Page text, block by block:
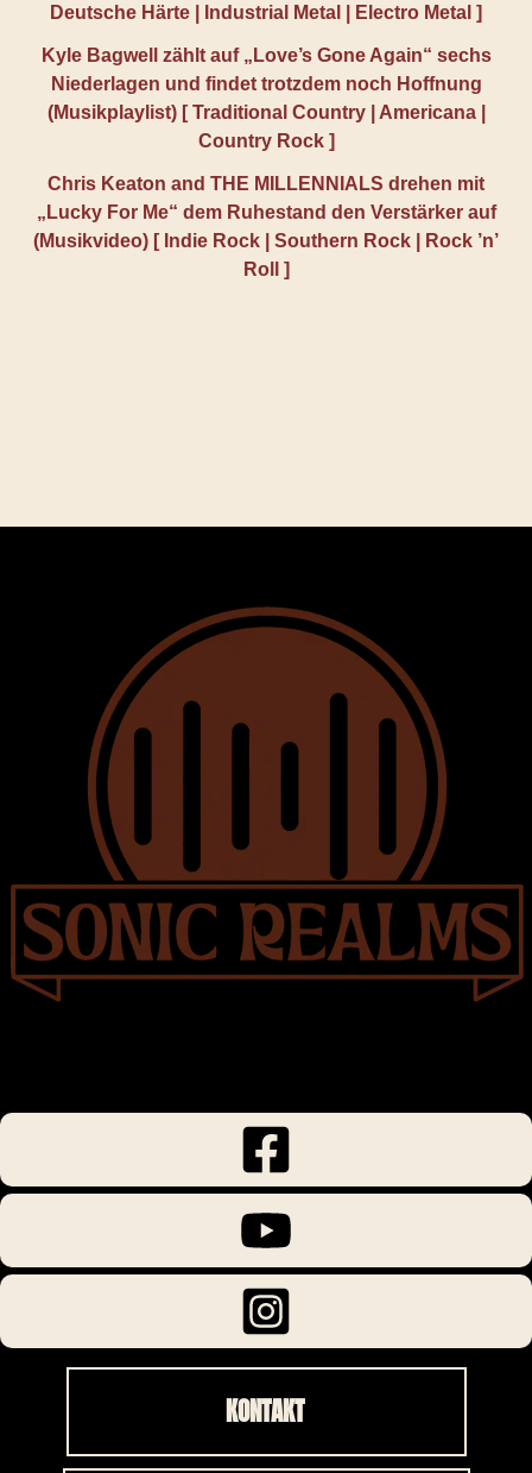
Deutsche Härte | Industrial Metal | Electro Metal ]
Kyle Bagwell zählt auf „Love’s Gone Again“ sechs
Niederlagen und findet trotzdem noch Hoffnung
(Musikplaylist) [ Traditional Country | Americana |
Country Rock ]
Chris Keaton and THE MILLENNIALS drehen mit
„Lucky For Me“ dem Ruhestand den Verstärker auf
(Musikvideo) [ Indie Rock | Southern Rock | Rock ’n’
Roll ]
KONTAKT